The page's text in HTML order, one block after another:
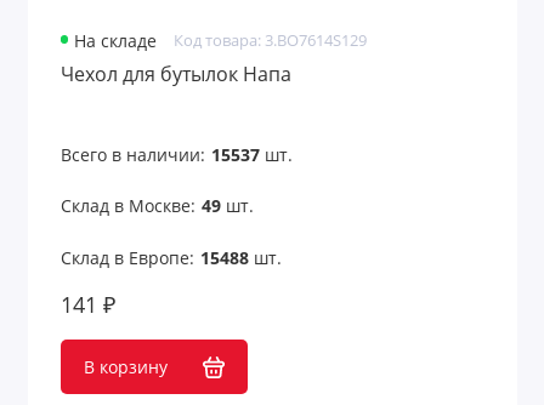
На складе Код товара: 3.BO7614S129
Чехол для бутылок Напа
Всего в наличии: 15537шт.
Склад в Москве: 49шт.
Склад в Европе: 15488шт.
141 ₽
В корзину